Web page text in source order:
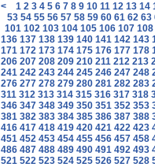
< 1 2 3 4 5 6 7 8 9 10 11 12 13 14
53 54 55 56 57 58 59 60 61 62 63
101 102 103 104 105 106 107 108
136 137 138 139 140 141 142 143
171 172 173 174 175 176 177 178
206 207 208 209 210 211 212 213
241 242 243 244 245 246 247 248
276 277 278 279 280 281 282 283
311 312 313 314 315 316 317 318
346 347 348 349 350 351 352 353
381 382 383 384 385 386 387 388
416 417 418 419 420 421 422 423
451 452 453 454 455 456 457 458
486 487 488 489 490 491 492 493
521 522 523 524 525 526 527 528